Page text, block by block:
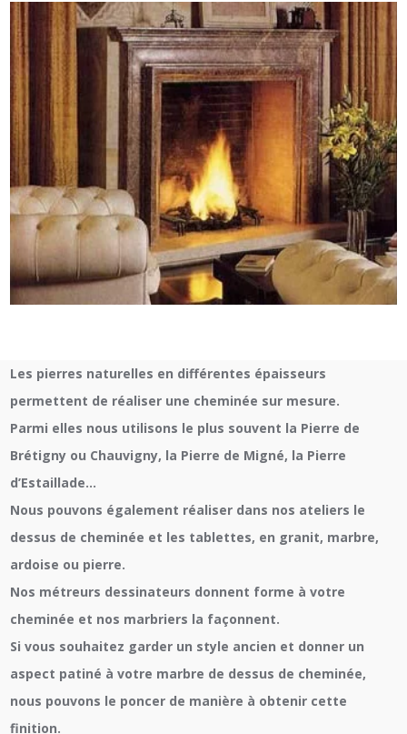
Les pierres naturelles en différentes épaisseurs
permettent de réaliser une cheminée sur mesure.
Parmi elles nous utilisons le plus souvent la Pierre de
Brétigny ou Chauvigny, la Pierre de Migné, la Pierre
d’Estaillade…
Nous pouvons également réaliser dans nos ateliers le
dessus de cheminée et les tablettes, en granit, marbre,
ardoise ou pierre.
Nos métreurs dessinateurs donnent forme à votre
cheminée et nos marbriers la façonnent.
Si vous souhaitez garder un style ancien et donner un
aspect patiné à votre marbre de dessus de cheminée,
nous pouvons le poncer de manière à obtenir cette
finition.